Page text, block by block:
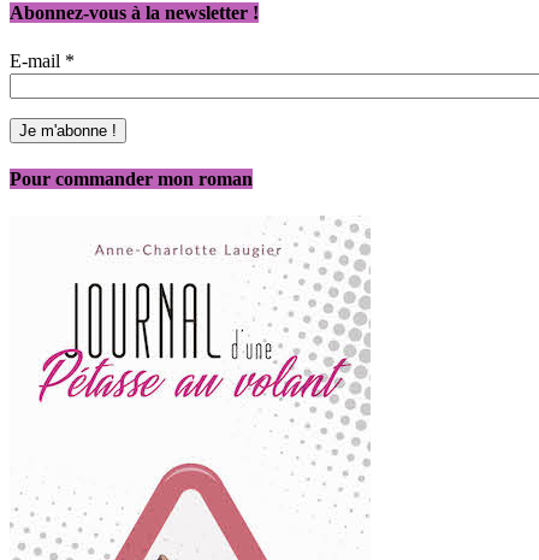
Abonnez-vous à la newsletter !
E-mail *
Pour commander mon roman